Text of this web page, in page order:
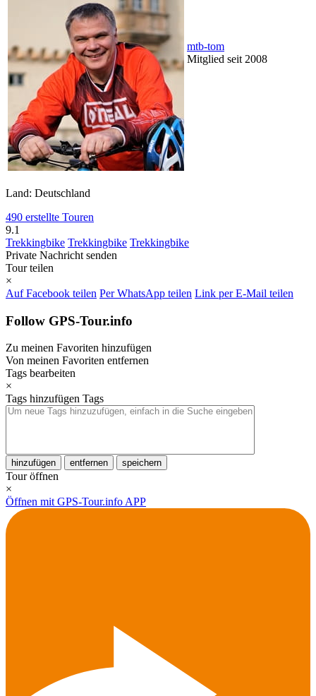
mtb-tom
Mitglied seit 2008
Land: Deutschland
490 erstellte Touren
9.1
Trekkingbike Trekkingbike Trekkingbike
Private Nachricht senden
Tour teilen
×
Auf Facebook teilen Per WhatsApp teilen Link per E-Mail teilen
Follow GPS-Tour.info
Zu meinen Favoriten hinzufügen
Von meinen Favoriten entfernen
Tags bearbeiten
×
Tags hinzufügen Tags
hinzufügen entfernen speichern
Tour öffnen
×
Öffnen mit GPS-Tour.info APP